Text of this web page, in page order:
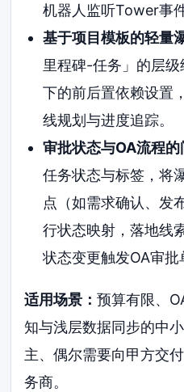
机器人监听Tower事件
基于项目模板的轻量
里程碑-任务」的层
下的前后置依赖设置
线规划与进度追踪。
审批状态与OA流程的
任务状态与标签，将
点（如需求确认、发
行状态映射，落地线
状态变更触发OA审批
适用场景：预算有限、
知与浅层数据同步的中
主、偶尔需要向甲方交
务商。